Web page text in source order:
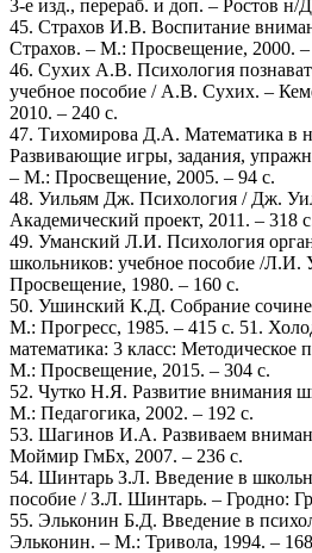
3-е изд., перераб. и доп. – Ростов н/
45. Страхов И.В. Воспитание
Страхов. – М.: Просвещение, 2000. –
46. Сухих А.В. Психология
учебное пособие / А.В. Сухих. –
2010. – 240 с.
47. Тихомирова Д.А. Математика в
Развивающие игры, задания,
– М.: Просвещение, 2005. – 94 с.
48. Уильям Дж. Психология / Дж.
Академический проект, 2011. – 318
49. Уманский Л.И. Психология
школьников: учебное пособие /
Просвещение, 1980. – 160 с.
50. Ушинский К.Д. Собрание
М.: Прогресс, 1985. – 415 с. 51.
математика: 3 класс:
М.: Просвещение, 2015. – 304 с.
52. Чутко Н.Я. Развитие внимания
М.: Педагогика, 2002. – 192 с.
53. Шагинов И.А. Развиваем
Моймир ГмБх, 2007. – 236 с.
54. Шинтарь З.Л. Введение в
пособие / З.Л. Шинтарь. – Гродно:
55. Эльконин Б.Д. Введение в
Эльконин. – М.: Тривола, 1994. –